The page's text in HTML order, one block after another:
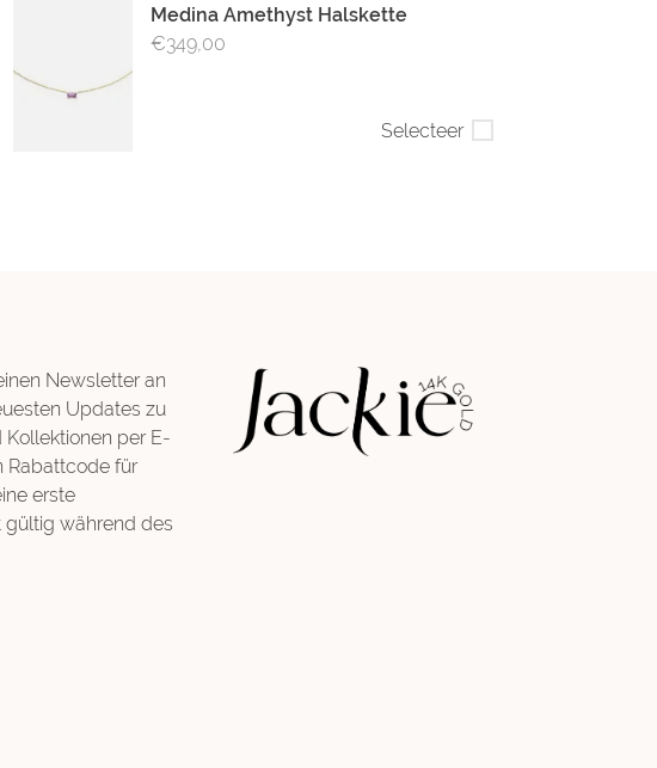
Medina Amethyst Halskette
€349,00
Selecteer
Newsletter an
Updates zu
Kollektionen per E-
Rabattcode für
erste
gültig während des